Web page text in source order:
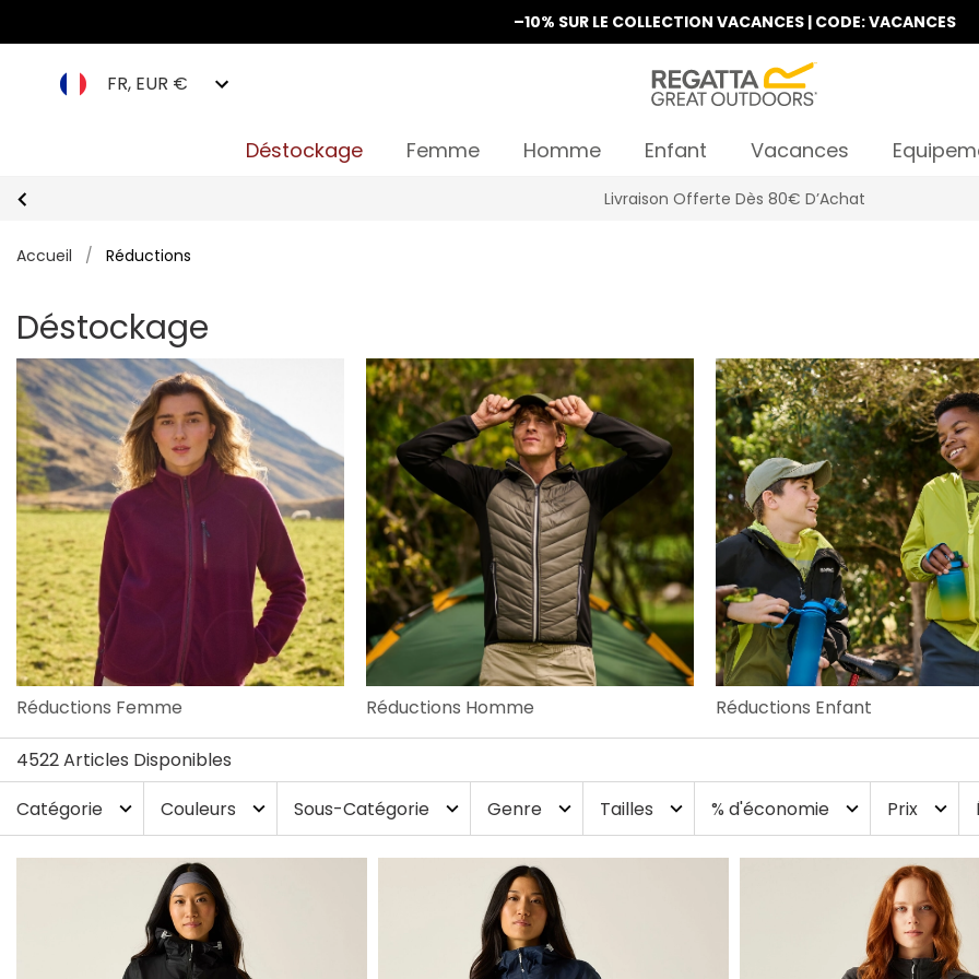
–10% SUR LE COLLECTION VACANCES | CODE: VACANCES
FR, EUR €
Déstockage Femme Homme Enfant Vacances
La Nouvelle Collection Est Disponible
Accueil / Réductions
Déstockage
Réductions Femme Réductions Homme Réductions Enfant
4522 Articles Disponibles
Catégorie
expand_more Couleurs expand_more Sous-Catégorie expand_more Genre expand_more Tailles expand_more % d'économie expand_more Prix expand_more